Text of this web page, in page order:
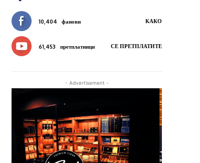
10,404 фанови КАКО
61,453 претплатници СЕ ПРЕТПЛАТИТЕ
- Advertisement -